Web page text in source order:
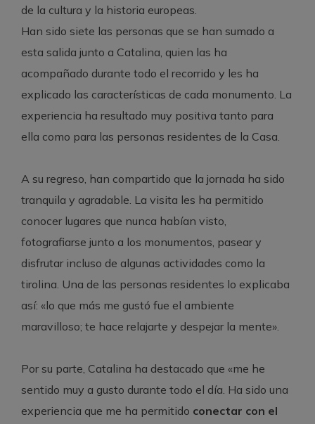
de la cultura y la historia europeas.
Han sido siete las personas que se han sumado a
esta salida junto a Catalina, quien las ha
acompañado durante todo el recorrido y les ha
explicado las características de cada monumento. La
experiencia ha resultado muy positiva tanto para
ella como para las personas residentes de la Casa.
A su regreso, han compartido que la jornada ha sido
tranquila y agradable. La visita les ha permitido
conocer lugares que nunca habían visto,
fotografiarse junto a los monumentos, pasear y
disfrutar incluso de algunas actividades como la
tirolina. Una de las personas residentes lo explicaba
así: «lo que más me gustó fue el ambiente
maravilloso; te hace relajarte y despejar la mente».
Por su parte, Catalina ha destacado que «me he
sentido muy a gusto durante todo el día. Ha sido una
experiencia que me ha permitido conectar con el